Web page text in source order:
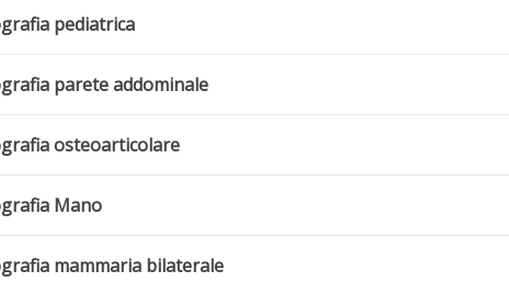
pediatrica
parete addominale
osteoarticolare
Mano
mammaria bilaterale